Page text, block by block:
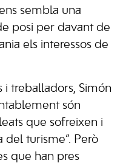
sembla una
posi per davant de
els interessos de
i treballadors, Simón
són
que sofreixen i
del turisme”. Però
que han pres